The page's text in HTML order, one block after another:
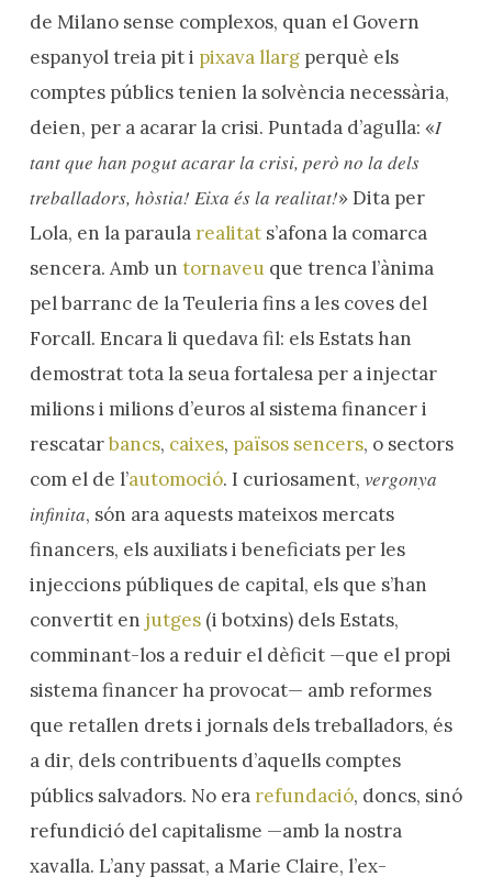
de Milano sense complexos, quan el Govern
espanyol treia pit i pixava llargperquè els
comptes públics tenien la solvència necessària,
deien, per a acarar la crisi. Puntada d’agulla: «I
tant que han pogut acarar la crisi, però no la dels
treballadors, hòstia! Eixa és la realitat!» Dita per
Lola, en la paraula realitats’afona la comarca
sencera. Amb un tornaveuque trenca l’ànima
pel barranc de la Teuleria fins a les coves del
Forcall. Encara li quedava fil: els Estats han
demostrat tota la seua fortalesa per a injectar
milions i milions d’euros al sistema financer i
rescatarbancs, caixes, països sencers, o sectors
com el de l’automoció. I curiosament, vergonya
infinita, són ara aquests mateixos mercats
financers, els auxiliats i beneficiats per les
injeccions públiques de capital, els que s’han
convertit en jutges(i botxins) dels Estats,
comminant-los a reduir el dèficit —que el propi
sistema financer ha provocat— amb reformes
que retallen drets i jornals dels treballadors, és
a dir, dels contribuents d’aquells comptes
públics salvadors. No era refundació, doncs, sinó
refundició del capitalisme —amb la nostra
xavalla. L’any passat, a Marie Claire, l’ex-